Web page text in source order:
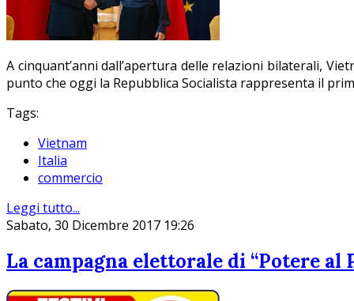
A cinquant’anni dall’apertura delle relazioni bilaterali,
punto che oggi la Repubblica Socialista rappresenta il
Tags:
Vietnam
Italia
commercio
Leggi tutto...
Sabato, 30 Dicembre 2017 19:26
La campagna elettorale di “Potere